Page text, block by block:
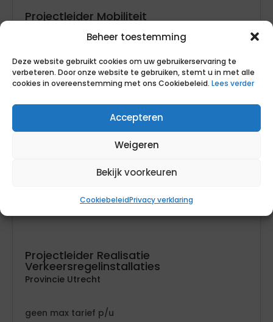
Beheer toestemming
Deze website gebruikt cookies om uw gebruikerservaring te
verbeteren. Door onze website te gebruiken, stemt u in met alle
cookies in overeenstemming met ons Cookiebeleid. Lees verder
Accepteren
Weigeren
Bekijk voorkeuren
CookiebeleidPrivacy verklaring
Projectleider Mobiliteit
150
12
Noord-Brabant
detachering
Projectleider Realisatie
Verkeersregelinstallaties
Provincie Utrecht
geen
tarief